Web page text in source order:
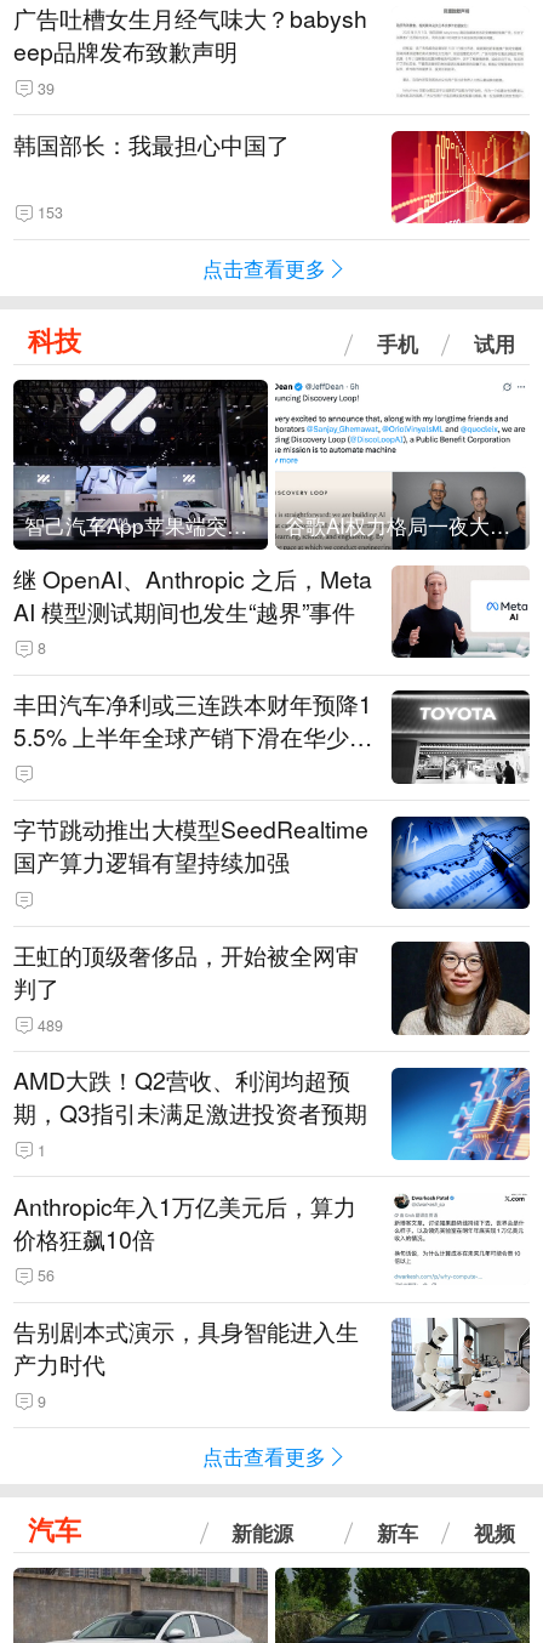
广告吐槽女生月经气味大？babysh
eep品牌发布致歉声明
39
韩国部长：我最担心中国了
153
点击查看更多
科技 手机 试用
智己汽车App苹果端突然“下架” 谷歌AI权力格局一夜大洗牌
继 OpenAI、Anthropic 之后，Meta
AI 模型测试期间也发生“越界”事件
8
丰田汽车净利或三连跌本财年预降1
5.5% 上半年全球产销下滑在华少卖
14.3万辆
字节跳动推出大模型SeedRealtime
国产算力逻辑有望持续加强
王虹的顶级奢侈品，开始被全网审
判了
489
AMD大跌！Q2营收、利润均超预
期，Q3指引未满足激进投资者预期
1
Anthropic年入1万亿美元后，算力
价格狂飙10倍
56
告别剧本式演示，具身智能进入生
产力时代
9
点击查看更多
汽车 新能源 新车 视频